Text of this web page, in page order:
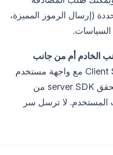
(إرسال الرموز المميزة،
الخادم أم من جانب
كلاهما. يتعامل Client SDK مع واجهة مستخدم
تسجيل الدخول والتوقيع؛ ويتحقق server SDK من
المستخدم. لا ترسل سر